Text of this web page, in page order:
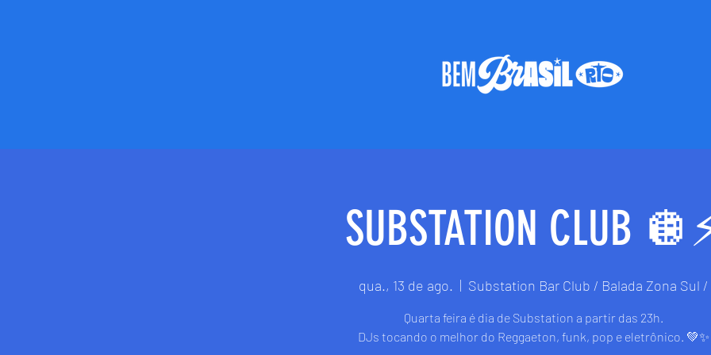
SUBSTATION CLUB
qua., 13 de ago.
  |
Substation Bar Club / Balada Zona Sul /
Quarta feira é dia de Substation a partir das 23h.
DJs tocando o melhor do Reggaeton, funk, pop e eletrônico. 💚✨